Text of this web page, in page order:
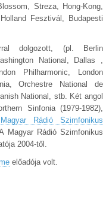
Streza, Hong-Kong,
Fesztivál, Budapesti
dolgozott, (pl. Berlin
National, Dallas ,
Philharmonic, London
Orchestre National de
National, stb. Két angol
Sinfonia (1979-1982),
Magyar Rádió Szimfonikus
Magyar Rádió Szimfonikus
2004-től.
előadója volt.